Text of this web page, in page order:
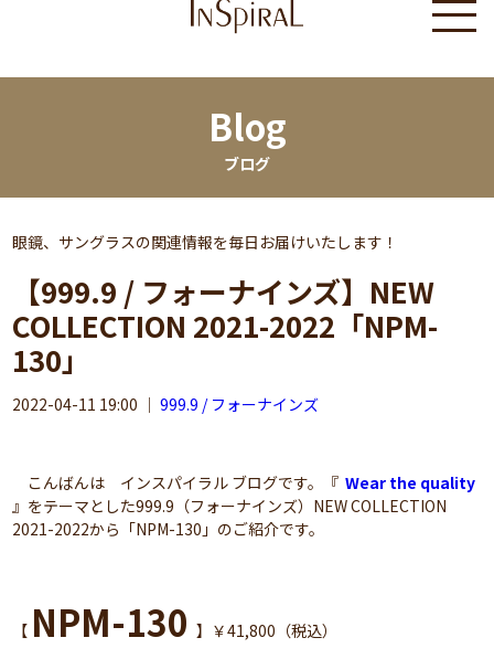
Blog
ブログ
眼鏡、サングラスの関連情報を毎日お届けいたします！
【999.9 / フォーナインズ】NEW
COLLECTION 2021-2022「NPM-
130」
2022-04-11 19:00 ｜999.9 / フォーナインズ
こんばんは インスパイラル ブログです。『Wear the quality
』をテーマとした999.9（フォーナインズ）NEW COLLECTION
2021-2022から「NPM-130」のご紹介です。
【 NPM-130】￥41,800（税込）